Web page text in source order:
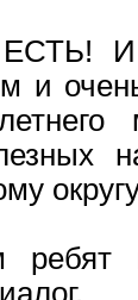
И
и